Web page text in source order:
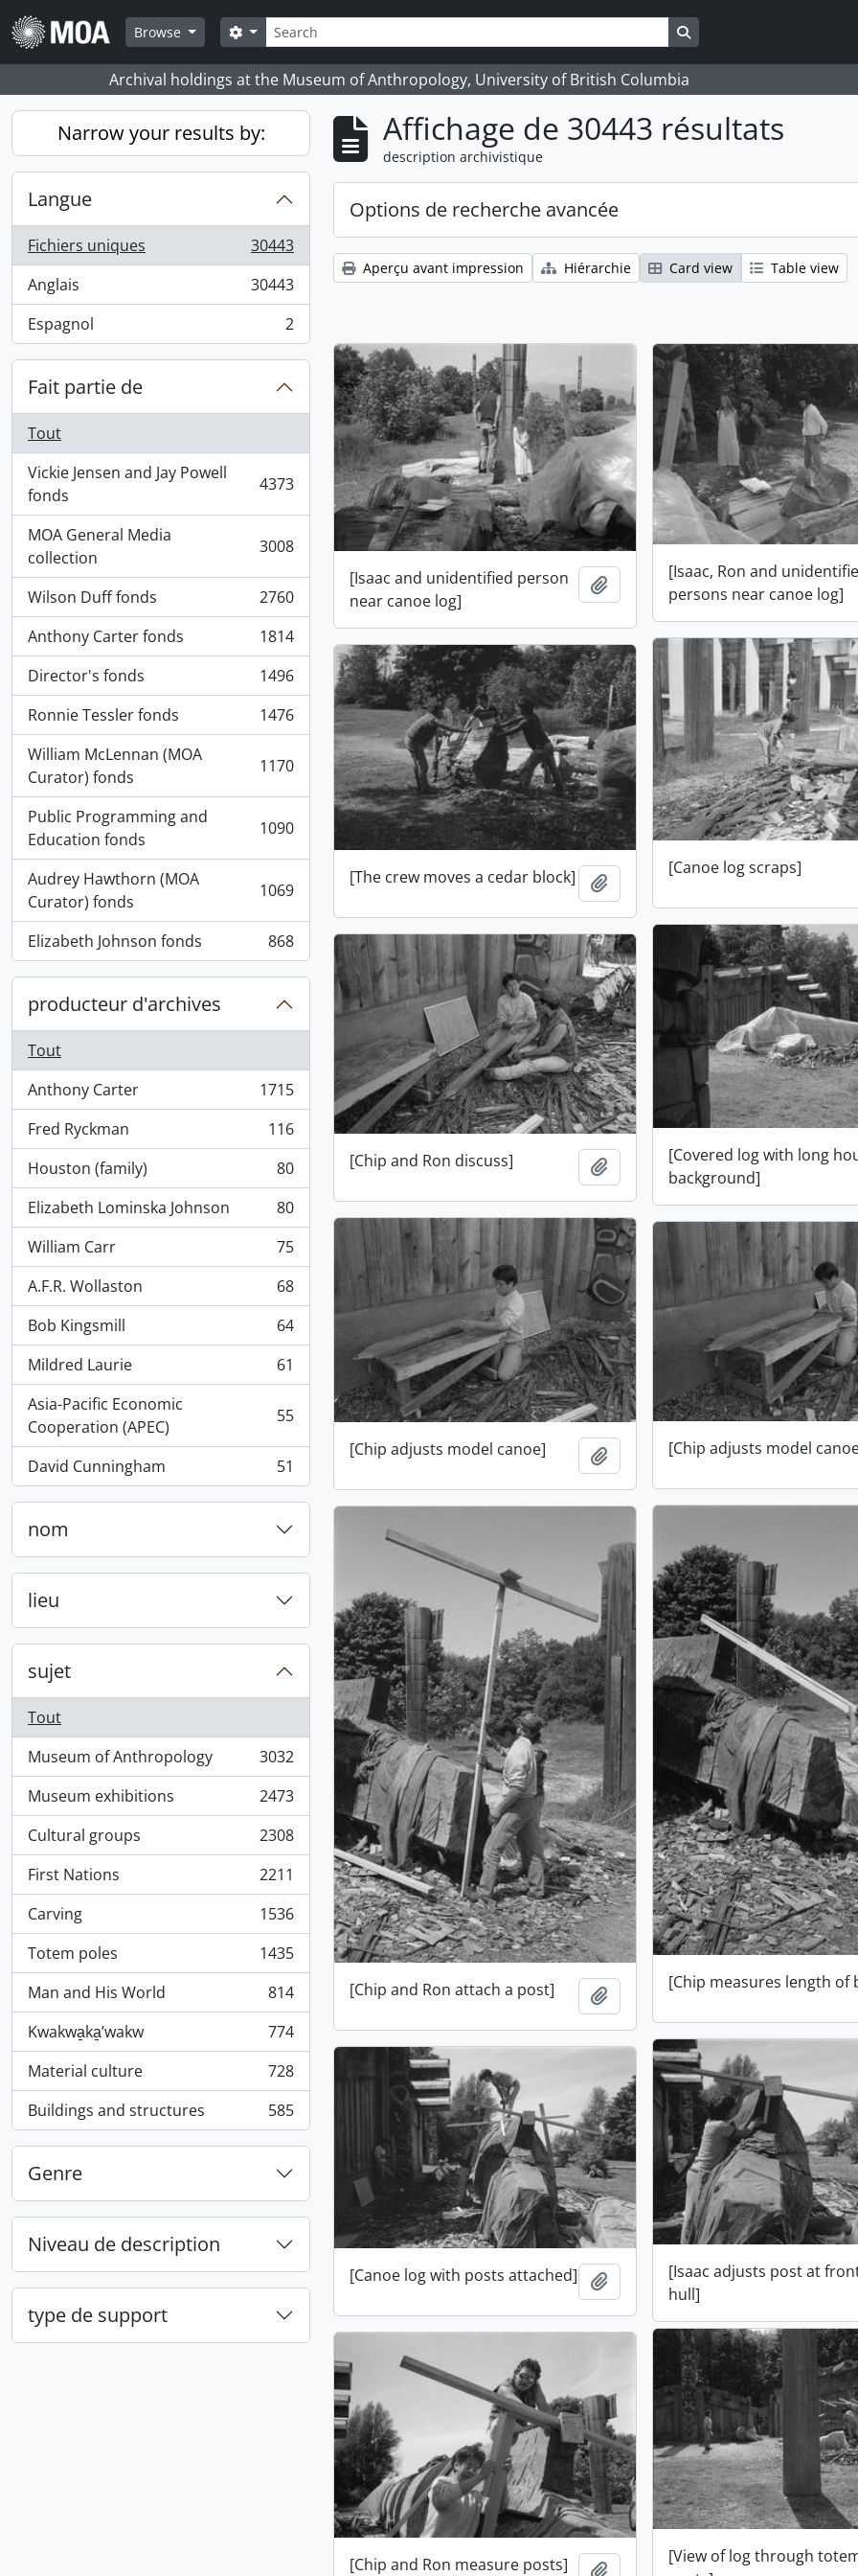
Skip to main content
Browse
Rechercher
Search options Search in browse page
Archival holdings at the Museum of Anthropology, University of British Columbia
Narrow your results by:
Langue
Fichiers uniques
, 30443 résultats
30443
Anglais
, 30443 résultats
30443
Espagnol
, 2 résultats 2
Fait partie de
Tout
Vickie Jensen and Jay Powell
fonds
, 4373 résultats 4373
MOA General Media
collection
, 3008 résultats 3008
Wilson Duff fonds
, 2760 résultats
2760
Anthony Carter fonds
, 1814 résultats
1814
Director's fonds
, 1496 résultats
1496
Ronnie Tessler fonds
, 1476 résultats
1476
William McLennan (MOA
Curator) fonds
, 1170 résultats 1170
Public Programming and
Education fonds
, 1090 résultats 1090
Audrey Hawthorn (MOA
Curator) fonds
, 1069 résultats 1069
Elizabeth Johnson fonds
, 868 résultats 868
producteur d'archives
Tout
Anthony Carter
, 1715 résultats
1715
Fred Ryckman
, 116 résultats
116
Houston (family)
, 80 résultats
80
Elizabeth Lominska Johnson
, 80 résultats
80
William Carr
, 75 résultats
75
A.F.R. Wollaston
, 68 résultats
68
Bob Kingsmill
, 64 résultats
64
Mildred Laurie
, 61 résultats
61
Asia-Pacific Economic
Cooperation (APEC)
, 55 résultats 55
David Cunningham
, 51 résultats 51
nom
lieu
sujet
Tout
Museum of Anthropology
, 3032 résultats
3032
Museum exhibitions
, 2473 résultats
2473
Cultural groups
, 2308 résultats
2308
First Nations
, 2211 résultats
2211
Carving
, 1536 résultats
1536
Totem poles
, 1435 résultats
1435
Man and His World
, 814 résultats
814
Kwakwa̱ka̱ʼwakw
, 774 résultats
774
Material culture
, 728 résultats
728
Buildings and structures
, 585 résultats 585
Genre
Niveau de description
type de support
Affichage de 30443 résultats
description archivistique
Options de recherche avancée
Aperçu avant impression Hiérarchie Card view Table view
[Isaac and unidentified person
near canoe log]
Ajouter au presse-papier
[Isaac, Ron and
persons near canoe log]
[Canoe log scraps]
[The crew moves a cedar block] Ajouter au presse-papier
[Covered log with long
background]
[Chip and Ron discuss] Ajouter au presse-papier
[Chip adjusts model canoe]
Ajouter au presse-papier
[Chip adjusts model
[Chip measures length of
[Chip and Ron attach a post] Ajouter au presse-papier
[Isaac adjusts post at
hull]
[Canoe log with posts attached] Ajouter au presse-papier
[View of log through
[Chip and Ron measure posts] Ajouter au presse-papier